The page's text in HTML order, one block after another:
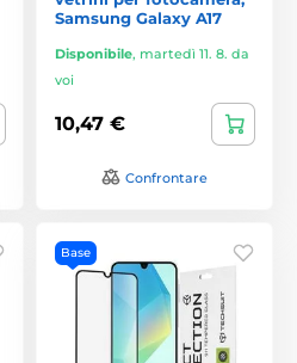
Samsung Galaxy A17
Disponibile, martedì 11. 8. da
voi
10,47 €
Confrontare
Base